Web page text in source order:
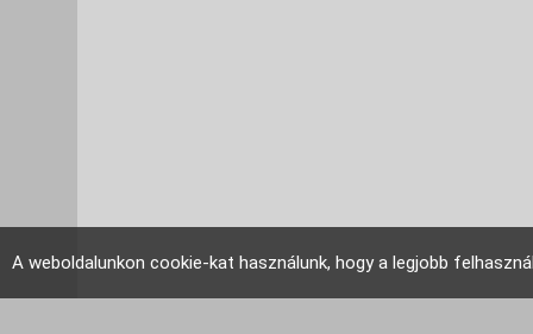
A weboldalunkon cookie-kat használunk, hogy a legjobb